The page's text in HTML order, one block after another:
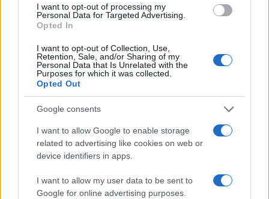
I want to opt-out of processing my
Personal Data for Targeted Advertising.
Opted In
I want to opt-out of Collection, Use,
Retention, Sale, and/or Sharing of my
Personal Data that Is Unrelated with the
Purposes for which it was collected.
Opted Out
Google consents
I want to allow Google to enable storage
related to advertising like cookies on web or
device identifiers in apps.
I want to allow my user data to be sent to
Google for online advertising purposes.
Sei già abbonato?
Puoi effettuare l'accesso andando nella
sezioneLogindal menù del sito o
cliccandoqui
TEMI: Comune Di Olbia
Notizie Gallura
Notizie Olbia
Notizie Sardegna
Olbia Notizie
Piano Urbanistico Olbia
Notizie in tempo reale?